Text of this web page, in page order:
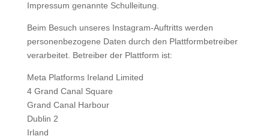
Impressum genannte Schulleitung.
Beim Besuch unseres Instagram-Auftritts werden
personenbezogene Daten durch den Plattformbetreiber
verarbeitet. Betreiber der Plattform ist:
Meta Platforms Ireland Limited
4 Grand Canal Square
Grand Canal Harbour
Dublin 2
Irland